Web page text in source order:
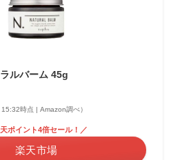
ルバーム 45g
時点 | Amazon調べ）
ポイント4倍セール！／
楽天市場